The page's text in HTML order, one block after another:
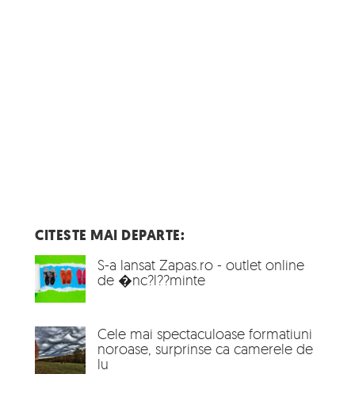
CITESTE MAI DEPARTE:
S-a lansat Zapas.ro - outlet online
de �nc?l??minte
Cele mai spectaculoase formatiuni
noroase, surprinse ca camerele de
lu